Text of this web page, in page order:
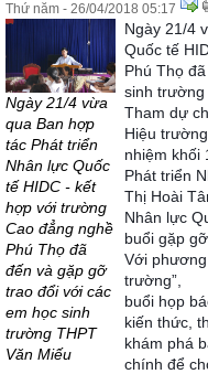
Thứ năm - 26/04/2018 05:17
Ngày 21/4 vừa
qua Ban hợp
tác Phát triển
Nhân lực Quốc
tế HIDC - kết
hợp với trường
Cao đẳng nghề
Phú Thọ đã
đến và gặp gỡ
trao đổi với các
em học sinh
trường THPT
Văn Miếu
Ngày 21/4
Quốc tế
Phú Thọ
sinh trường
Tham dự
Hiệu
nhiệm khối
Phát triển
Thị Hoài
Nhân lực
buổi gặp
Với
trường”,
buổi họp
kiến thức,
khám phá
chính để